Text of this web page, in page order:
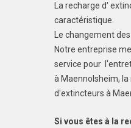
La recharge d'
caractéristique.
Le changement
Notre entreprise
service pour
à Maennolsheim,
d'extincteurs à
Si vous êtes à la